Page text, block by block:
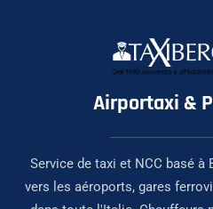
Airportaxi &
Service de taxi et NCC basé à
vers les aéroports, gares